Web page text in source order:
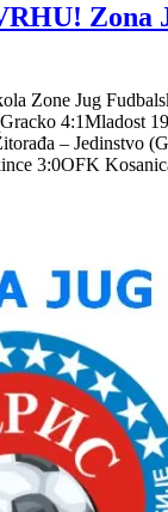
Zona
Zone Jug
4:1Mladost
– Jedinstvo
3:0OFK